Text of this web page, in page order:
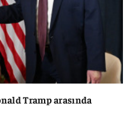
Tramp arasında